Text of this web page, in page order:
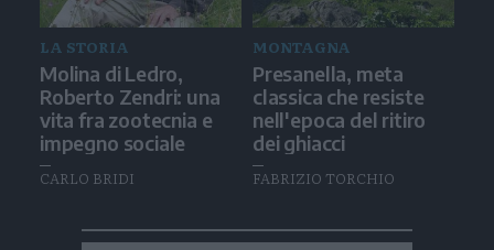
LA STORIA
Molina di Ledro,
Roberto Zendri: una
vita fra zootecnia e
impegno sociale
CARLO BRIDI
MONTAGNA
Presanella, meta
classica che resiste
nell'epoca del ritiro
dei ghiacci
FABRIZIO TORCHIO